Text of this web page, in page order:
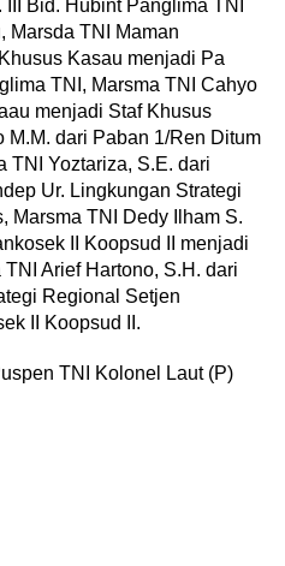
Bid. Hubint Panglima TNI
Marsda TNI Maman
Kasau menjadi Pa
TNI, Marsma TNI Cahyo
menjadi Staf Khusus
М.М. dari Paban 1/Ren Ditum
TNI Yoztariza, S.E. dari
Ur. Lingkungan Strategi
Marsma TNI Dedy Ilham S.
II Koopsud II menjadi
Arief Hartono, S.H. dari
Regional Setjen
II Koopsud II.
TNI Kolonel Laut (P)